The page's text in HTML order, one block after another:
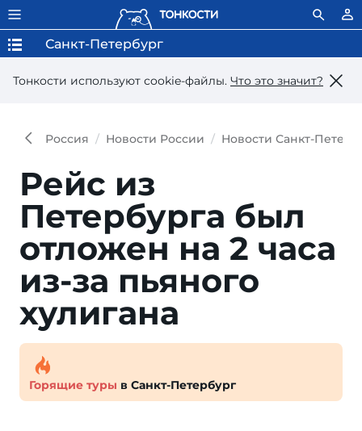
Тонкости используют сookie-файлы. Что это значит?
Санкт-Петербург
Россия Новости России Новости Санкт-
Рейс из
Петербурга был
отложен на 2 часа
из-за пьяного
хулигана
Горящие туры в Санкт-Петербург